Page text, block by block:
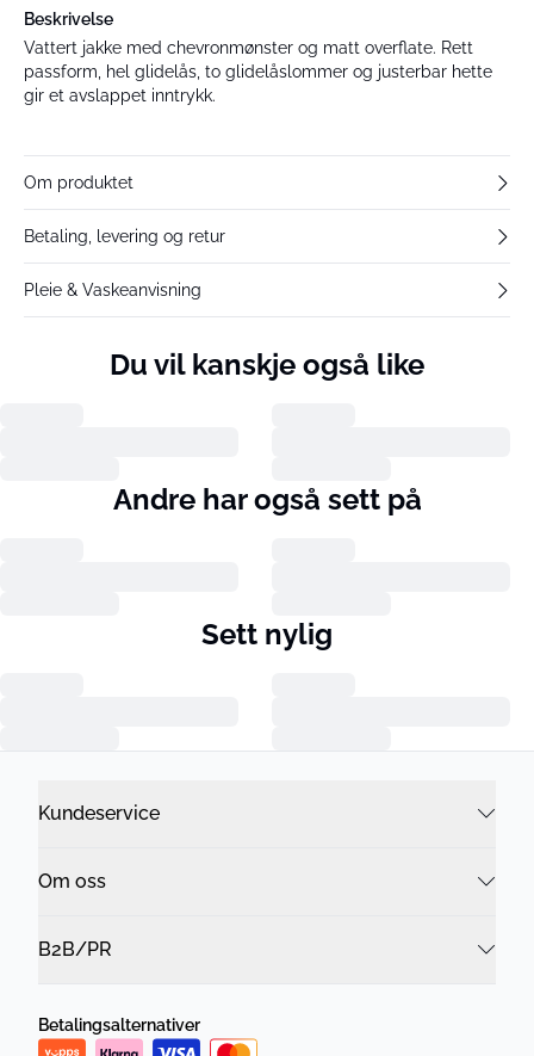
Beskrivelse
Vattert jakke med chevronmønster og matt overflate. Rett
passform, hel glidelås, to glidelåslommer og justerbar hette
gir et avslappet inntrykk.
Om produktet
Betaling, levering og retur
Pleie & Vaskeanvisning
Du vil kanskje også like
Andre har også sett på
Sett nylig
Kundeservice
Om oss
B2B/PR
Betalingsalternativer